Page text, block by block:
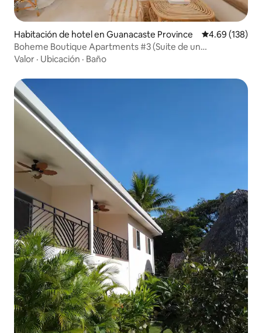
Habitación de hotel en Guanacaste Province Calificación
4.69 (138)
Boheme Boutique Apartments #3 (Suite de un
dormitorio)
Valor · Ubicación · Baño